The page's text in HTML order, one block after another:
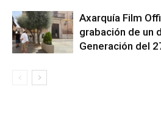
Axarquía Film
grabación de un
Generación del